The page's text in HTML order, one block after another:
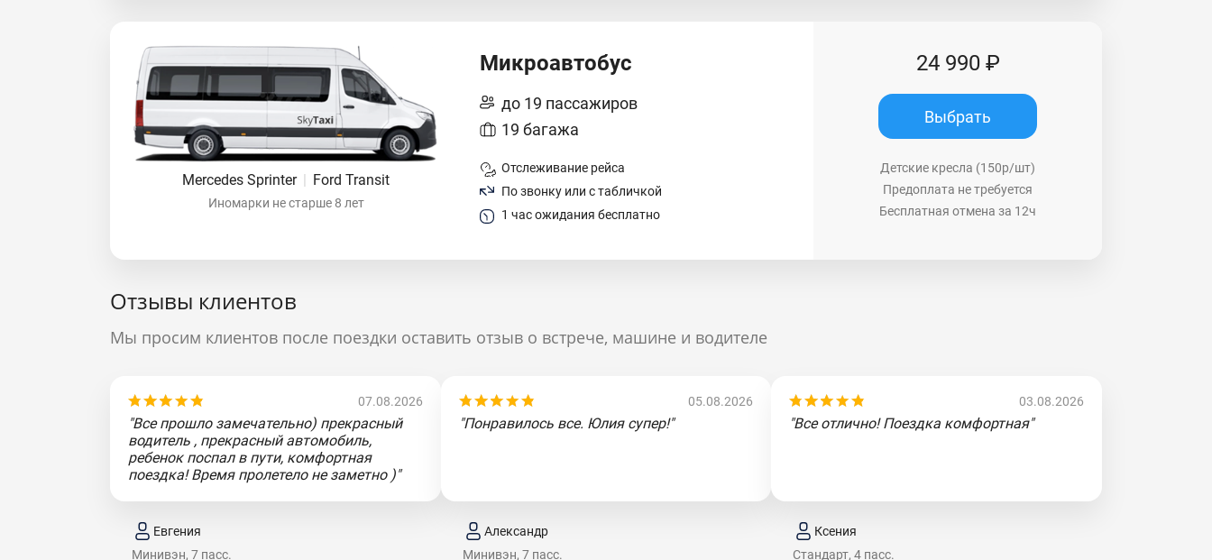
Mercedes Sprinter | Ford Transit
Иномарки не старше 8 лет
Микроавтобус
до 19 пассажиров
19 багажа
Отслеживание рейса
По звонку или с табличкой
1 час ожидания бесплатно
24 990 ₽
Выбрать
Детские кресла (150р/шт)
Предоплата не требуется
Бесплатная отмена за 12ч
Отзывы клиентов
Мы просим клиентов после поездки оставить отзыв о встрече, машине и водителе
07.08.2026
"Все прошло замечательно) прекрасный
водитель , прекрасный автомобиль,
ребенок поспал в пути, комфортная
поездка! Время пролетело не заметно )"
Евгения
Минивэн, 7 пасс.
05.08.2026
"Понравилось все. Юлия супер!"
Александр
Минивэн, 7 пасс.
03.08.2026
"Все отлично! Поездка комфортная"
Ксения
Стандарт, 4 пасс.